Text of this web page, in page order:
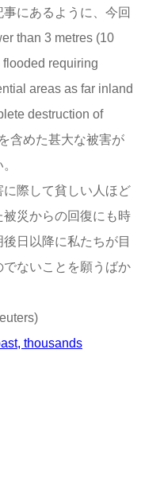
にあるように、今回
than 3 metres (10
requiring
areas as far inland
destruction of
含めた甚大な被害が
際して貧しい人ほど
災からの回復にも時
日以降に私たちが目
ないことを願うばか
thousands